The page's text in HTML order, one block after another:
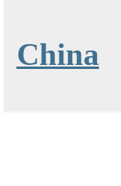
China